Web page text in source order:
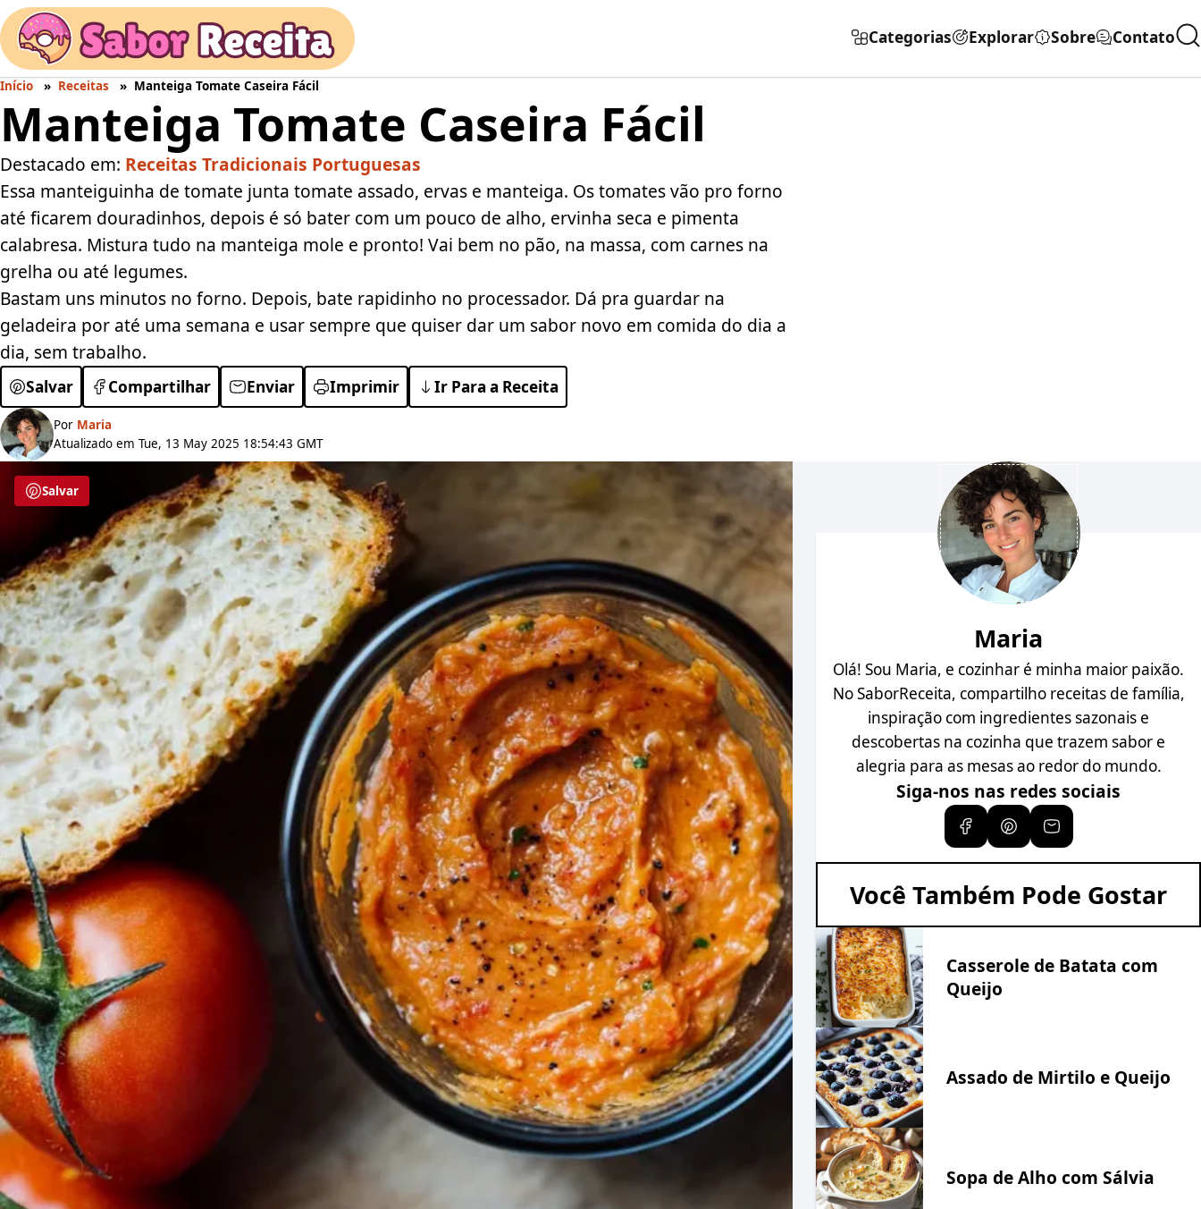
Categorias Explorar Sobre Contato
Início Receitas Manteiga Tomate Caseira Fácil
Manteiga Tomate Caseira Fácil
Destacado em: Receitas Tradicionais Portuguesas
Essa manteiguinha de tomate junta tomate assado, ervas e manteiga. Os tomates vão pro forno
até ficarem douradinhos, depois é só bater com um pouco de alho, ervinha seca e pimenta
calabresa. Mistura tudo na manteiga mole e pronto! Vai bem no pão, na massa, com carnes na
grelha ou até legumes.
Bastam uns minutos no forno. Depois, bate rapidinho no processador. Dá pra guardar na
geladeira por até uma semana e usar sempre que quiser dar um sabor novo em comida do dia a
dia, sem trabalho.
Salvar Compartilhar Enviar Imprimir Ir Para a Receita
Por Maria
Atualizado em Tue, 13 May 2025 18:54:43 GMT
Salvar
Maria
Olá! Sou Maria, e cozinhar é minha maior paixão.
No SaborReceita, compartilho receitas de família,
inspiração com ingredientes sazonais e
descobertas na cozinha que trazem sabor e
alegria para as mesas ao redor do mundo.
Siga-nos nas redes sociais
Você Também Pode Gostar
Casserole de Batata com
Queijo
Assado de Mirtilo e Queijo
Sopa de Alho com Sálvia